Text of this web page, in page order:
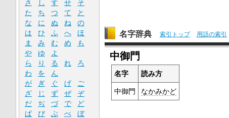
名字辞典 索引トップ 用語の索引
中御門
名字 読み方
中御門 なかみかど
さ
し す せ
そ
た
ち つ て
と
な
に ぬ ね
の
は
ひ ふ へ
ほ
ま
み む め
も
や
ゆ
よ
ら
り る れ
ろ
わ
を
ん
が
ぎ ぐ げ
ご
ざ
じ ず ぜ
ぞ
だ
ぢ づ で
ど
ば
び ぶ べ
ぼ